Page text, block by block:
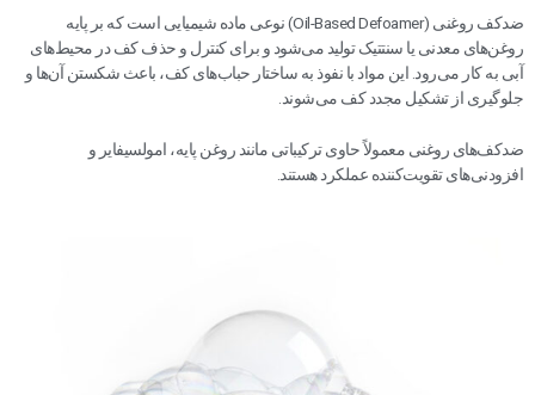
ضدکف روغنی (Oil-Based Defoamer) نوعی ماده شیمیایی است که بر پایه
روغن‌های معدنی یا سنتتیک تولید می‌شود و برای کنترل و حذف کف در محیط‌های
آبی به کار می‌رود. این مواد با نفوذ به ساختار حباب‌های کف، باعث شکستن آن‌ها و
جلوگیری از تشکیل مجدد کف می‌شوند.
ضدکف‌های روغنی معمولاً حاوی ترکیباتی مانند روغن پایه، امولسیفایر و
افزودنی‌های تقویت‌کننده عملکرد هستند.